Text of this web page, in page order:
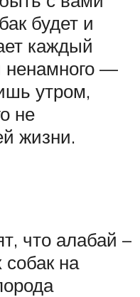
будет и
каждый
ненамного —
утром,
не
жизни.
что алабай –
на